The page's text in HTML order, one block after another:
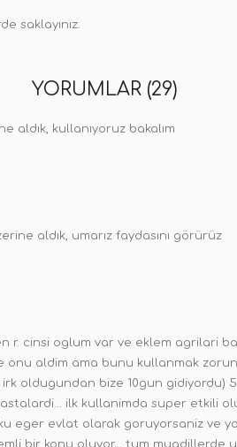
saklayınız.
YORUMLAR (29)
aldık, kullanıyoruz bakalım
aldık, umarız faydasını görürüz
r. cinsi oglum var ve eklem agrilari
onu aldim ama bunu kullanmak
irk oldugundan bize 10gun
ilk kullanimda super etkili
eger evlat olarak goruyorsaniz ve
bir konu oluyor... tum